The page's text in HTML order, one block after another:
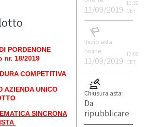
11/09/2019
10:30
CET
Inizio asta
online:
11/09/2019
12:00
CET
Chiusura asta:
Da
ripubblicare
PORDENONE
nr. 18/2019
COMPETITIVA
AZIENDA UNICO
SINCRONA